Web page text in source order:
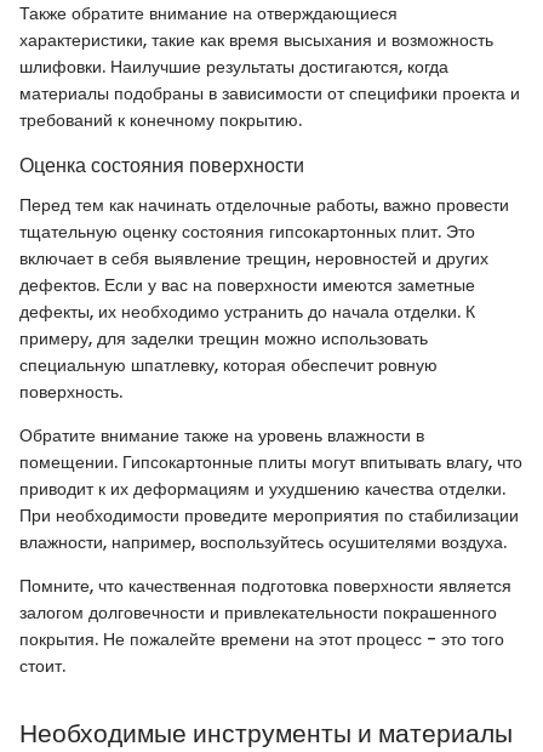
Также обратите внимание на отверждающиеся
характеристики, такие как время высыхания и возможность
шлифовки. Наилучшие результаты достигаются, когда
материалы подобраны в зависимости от специфики проекта и
требований к конечному покрытию.
Оценка состояния поверхности
Перед тем как начинать отделочные работы, важно провести
тщательную оценку состояния гипсокартонных плит. Это
включает в себя выявление трещин, неровностей и других
дефектов. Если у вас на поверхности имеются заметные
дефекты, их необходимо устранить до начала отделки. К
примеру, для заделки трещин можно использовать
специальную шпатлевку, которая обеспечит ровную
поверхность.
Обратите внимание также на уровень влажности в
помещении. Гипсокартонные плиты могут впитывать влагу, что
приводит к их деформациям и ухудшению качества отделки.
При необходимости проведите мероприятия по стабилизации
влажности, например, воспользуйтесь осушителями воздуха.
Помните, что качественная подготовка поверхности является
залогом долговечности и привлекательности покрашенного
покрытия. Не пожалейте времени на этот процесс - это того
стоит.
Необходимые инструменты и материалы